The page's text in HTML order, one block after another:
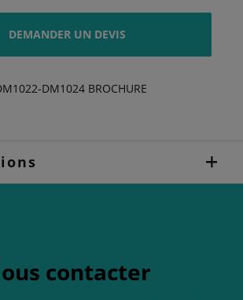
DEMANDER UN DEVIS
DM1024 BROCHURE
contacter